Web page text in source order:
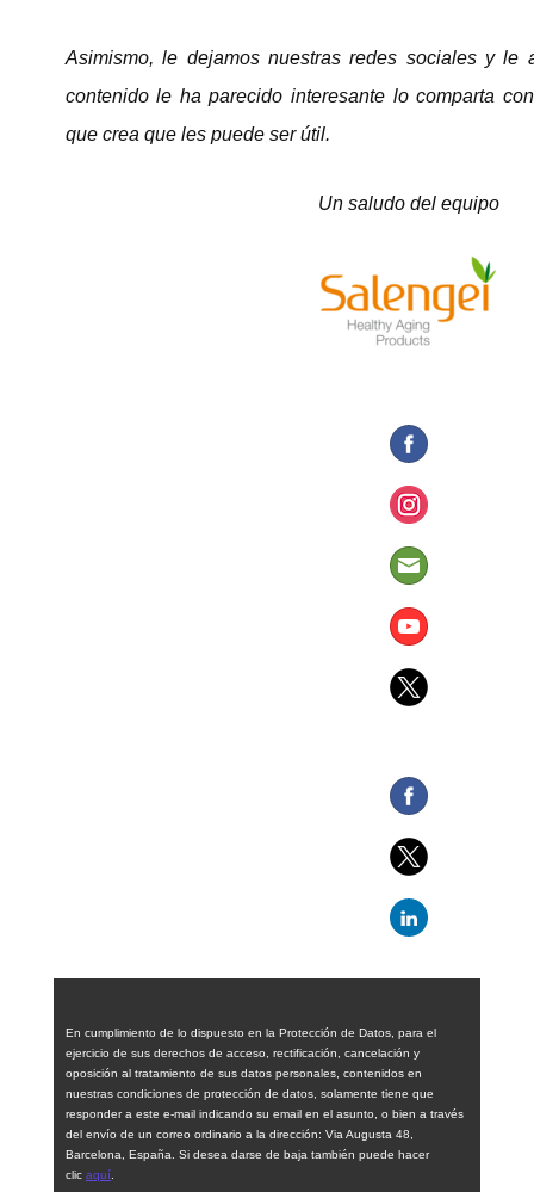
Asimismo, le dejamos nuestras redes sociales y le
contenido le ha parecido interesante lo comparta
que crea que les puede ser útil.
Un saludo del equipo
En cumplimiento de lo dispuesto en la Protección de Datos, para el
ejercicio de sus derechos de acceso, rectificación, cancelación y
oposición al tratamiento de sus datos personales, contenidos en
nuestras condiciones de protección de datos, solamente tiene que
responder a este e-mail indicando su email en el asunto, o bien a través
del envío de un correo ordinario a la dirección: Via Augusta 48,
Barcelona, España. Si desea darse de baja también puede hacer
clic aquí.